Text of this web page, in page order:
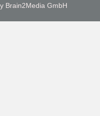
Brain2Media GmbH